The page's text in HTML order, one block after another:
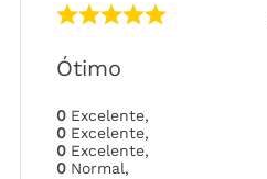
Ótimo
0 Excelente,
0 Excelente,
0 Excelente,
0 Normal,